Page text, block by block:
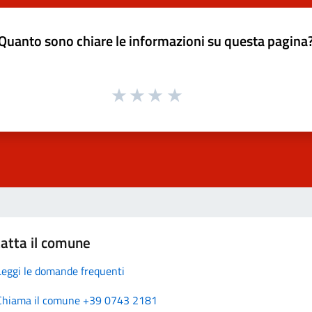
sono chiare le informazioni su questa
il comune
le domande frequenti
il comune +39 0743 2181